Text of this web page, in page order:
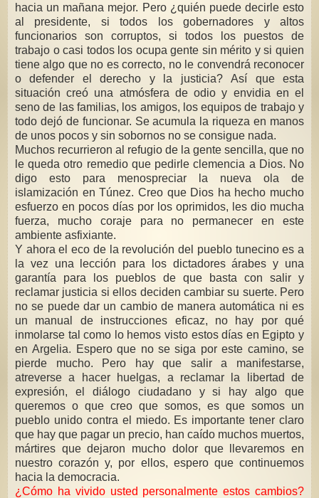
hacia un mañana mejor. Pero ¿quién puede decirle esto
al presidente, si todos los gobernadores y altos
funcionarios son corruptos, si todos los puestos de
trabajo o casi todos los ocupa gente sin mérito y si quien
tiene algo que no es correcto, no le convendrá reconocer
o defender el derecho y la justicia? Así que esta
situación creó una atmósfera de odio y envidia en el
seno de las familias, los amigos, los equipos de trabajo y
todo dejó de funcionar. Se acumula la riqueza en manos
de unos pocos y sin sobornos no se consigue nada.
Muchos recurrieron al refugio de la gente sencilla, que no
le queda otro remedio que pedirle clemencia a Dios. No
digo esto para menospreciar la nueva ola de
islamización en Túnez. Creo que Dios ha hecho mucho
esfuerzo en pocos días por los oprimidos, les dio mucha
fuerza, mucho coraje para no permanecer en este
ambiente asfixiante.
Y ahora el eco de la revolución del pueblo tunecino es a
la vez una lección para los dictadores árabes y una
garantía para los pueblos de que basta con salir y
reclamar justicia si ellos deciden cambiar su suerte. Pero
no se puede dar un cambio de manera automática ni es
un manual de instrucciones eficaz, no hay por qué
inmolarse tal como lo hemos visto estos días en Egipto y
en Argelia. Espero que no se siga por este camino, se
pierde mucho. Pero hay que salir a manifestarse,
atreverse a hacer huelgas, a reclamar la libertad de
expresión, el diálogo ciudadano y si hay algo que
queremos o que creo que somos, es que somos un
pueblo unido contra el miedo. Es importante tener claro
que hay que pagar un precio, han caído muchos muertos,
mártires que dejaron mucho dolor que llevaremos en
nuestro corazón y, por ellos, espero que continuemos
hacia la democracia.
¿Cómo ha vivido usted personalmente estos cambios?